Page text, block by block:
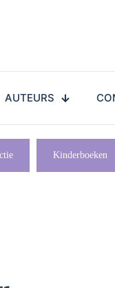
AUTEURS
Kinderboeken